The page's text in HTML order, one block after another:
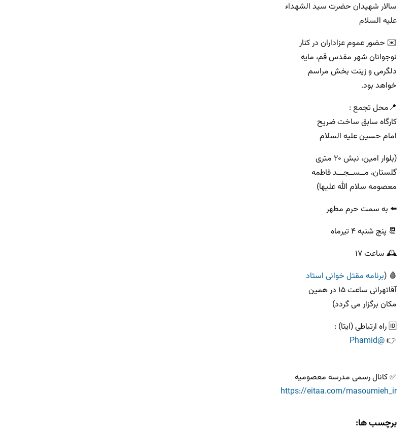
سالار شهیدان حضرت سید الشهداء
علیه السلام
✉️ حضور عموم عزاداران در کنار
نوجوانان شهر مقدس قم، مایه
دلگرمی و زینت بخش مراسم
خواهد بود.
📍محل تجمع :
کارگاه سابق ساخت ضریح
امام حسین علیه السلام
(بلوار امین، نبش ۲۰ متری
گلستان، مــســجـــد فاطمه
معصومه سلام الله علیها)
⬅️ به سمت حرم مطهر
📆 پنج شنبه ۴ تیرماه
🕰 ساعت ۱۷
🩸 (برنامه مقتل خوانی استاد
آقاتهرانی ساعت ۱۵ در همین
مکان برگزار می گردد)
🆔 راه ارتباطی (ایتا) :
👉
@Phamid
‌‌✅ کانال رسمی مدرسه معصومیه
https://eitaa.com/masoumieh_ir
برچسب ها: